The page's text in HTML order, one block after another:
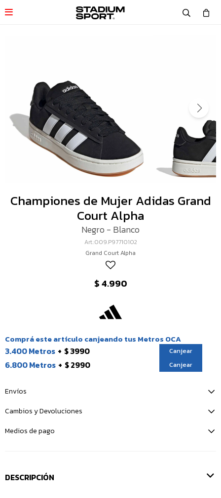

Championes de Mujer Adidas Grand
Court Alpha
Negro - Blanco
009.P97710102
Grand Court Alpha
$4.990
Comprá este artículo canjeando tus Metros OCA
3.400 Metros $ 3990 Canjear
6.800 Metros $ 2990 Canjear
Envíos
Cambios y Devoluciones
Medios de pago
DESCRIPCIÓN